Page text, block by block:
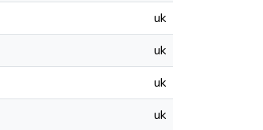
uk
uk
uk
uk